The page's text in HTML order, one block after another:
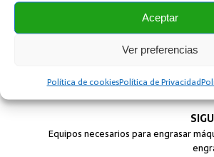
Aceptar
Ver preferencias
Política de cookiesPolítica de Privacidad
MANTENIMIENTO PREVENTIVO
ANTERIOR
de velocidad con Fluke
Equipos necesarios para engrasar